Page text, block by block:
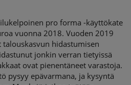
pro forma -käyttökate
vuonna 2018. Vuoden 2019
talouskasvun hidastumisen
jonkin verran tietyissä
ovat pienentäneet varastoja.
pysyy epävarmana, ja kysyntä